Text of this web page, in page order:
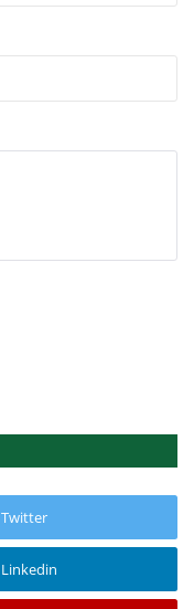
Twitter
Linkedin